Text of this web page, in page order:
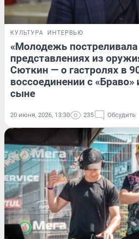
КУЛЬТУРА ИНТЕРВЬЮ
«Молодежь
представлениях из
Сюткин — о гастролях в
воссоединении с «Браво»
сыне
20 июня, 2026, 13:30 235 Обсудить